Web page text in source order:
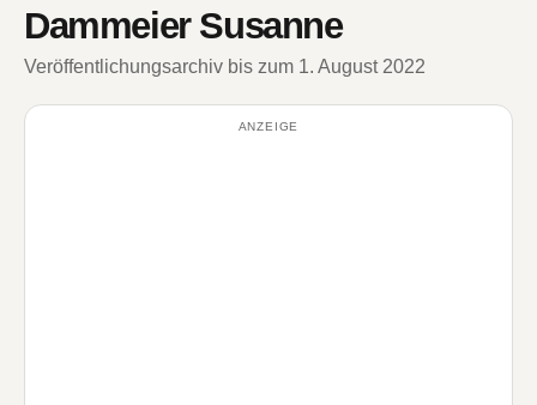
Dammeier Susanne
Veröffentlichungsarchiv bis zum 1. August 2022
ANZEIGE